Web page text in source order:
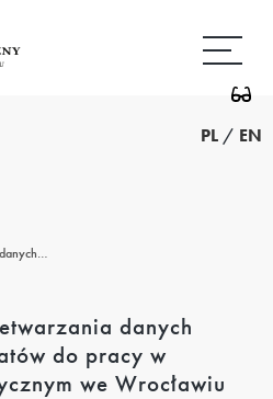
PL / EN
danych
do pracy w
we Wrocławiu